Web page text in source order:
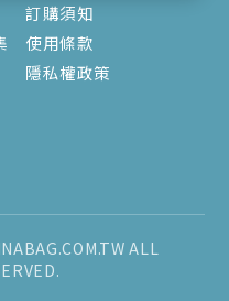
訂購須知
使用條款
隱私權政策
ALL